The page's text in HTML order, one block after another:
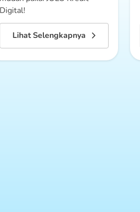
Digital!
Lihat Selengkapnya